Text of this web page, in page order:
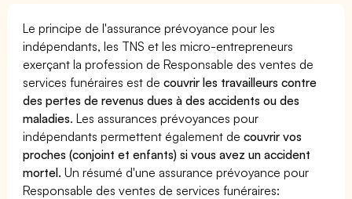
Le principe de l'assurance prévoyance pour les
indépendants, les TNS et les micro-entrepreneurs
exerçant la profession de Responsable des ventes de
services funéraires est decouvrir les travailleurs contre
des pertes de revenus dues à des accidents ou des
maladies. Les assurances prévoyances pour
indépendants permettent également decouvrir vos
proches (conjoint et enfants) si vous avez un accident
mortel. Un résumé d'une assurance prévoyance pour
Responsable des ventes de services funéraires: